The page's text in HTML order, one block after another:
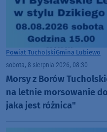
Powiat TucholskiGmina Lubiewo
sobota, 8 sierpnia 2026, 08:30
Morsy z Borów
na letnie morsowanie
jaka jest różnica"